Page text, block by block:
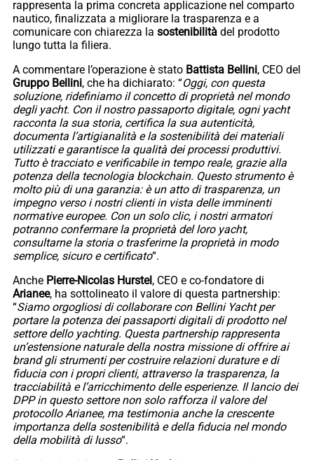
rappresenta la prima concreta applicazione nel comparto
nautico, finalizzata a migliorare la trasparenza e a
comunicare con chiarezza la sostenibilità del prodotto
lungo tutta la filiera.
A commentare l’operazione è stato Battista Bellini, CEO del
Gruppo Bellini, che ha dichiarato: “Oggi, con questa
soluzione, ridefiniamo il concetto di proprietà nel mondo
degli yacht. Con il nostro passaporto digitale, ogni yacht
racconta la sua storia, certifica la sua autenticità,
documenta l’artigianalità e la sostenibilità dei materiali
utilizzati e garantisce la qualità dei processi produttivi.
Tutto è tracciato e verificabile in tempo reale, grazie alla
potenza della tecnologia blockchain. Questo strumento è
molto più di una garanzia: è un atto di trasparenza, un
impegno verso i nostri clienti in vista delle imminenti
normative europee. Con un solo clic, i nostri armatori
potranno confermare la proprietà del loro yacht,
consultarne la storia o trasferirne la proprietà in modo
semplice, sicuro e certificato“.
Anche Pierre-Nicolas Hurstel , CEO e co-fondatore di
Arianee, ha sottolineato il valore di questa partnership:
“Siamo orgogliosi di collaborare con Bellini Yacht per
portare la potenza dei passaporti digitali di prodotto nel
settore dello yachting. Questa partnership rappresenta
un’estensione naturale della nostra missione di offrire ai
brand gli strumenti per costruire relazioni durature e di
fiducia con i propri clienti, attraverso la trasparenza, la
tracciabilità e l’arricchimento delle esperienze. Il lancio dei
DPP in questo settore non solo rafforza il valore del
protocollo Arianee, ma testimonia anche la crescente
importanza della sostenibilità e della fiducia nel mondo
della mobilità di lusso“.